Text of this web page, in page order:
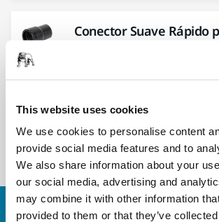
This website uses cookies
We use cookies to personalise content
provide social media features and to
We also share information about your
our social media, advertising and
may combine it with other information
provided to them or that they’ve
Conector Suave Rápido
manguera de extracción
Conector Suave Rápido
Contacta con nosotros